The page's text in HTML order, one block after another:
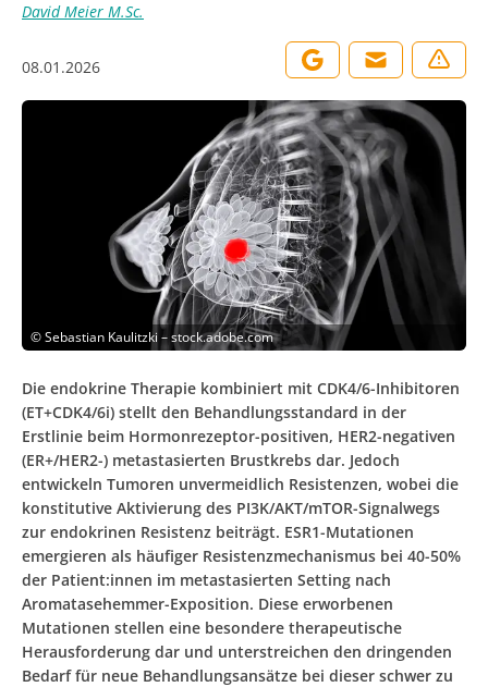
David Meier M.Sc.
08.01.2026
©Sebastian Kaulitzki – stock.adobe.com
Die endokrine Therapie kombiniert mit CDK4/6-Inhibitoren
(ET+CDK4/6i) stellt den Behandlungsstandard in der
Erstlinie beim Hormonrezeptor-positiven, HER2-negativen
(ER+/HER2-) metastasierten Brustkrebs dar. Jedoch
entwickeln Tumoren unvermeidlich Resistenzen, wobei die
konstitutive Aktivierung des PI3K/AKT/mTOR-Signalwegs
zur endokrinen Resistenz beiträgt. ESR1-Mutationen
emergieren als häufiger Resistenzmechanismus bei 40-50%
der Patient:innen im metastasierten Setting nach
Aromatasehemmer-Exposition. Diese erworbenen
Mutationen stellen eine besondere therapeutische
Herausforderung dar und unterstreichen den dringenden
Bedarf für neue Behandlungsansätze bei dieser schwer zu